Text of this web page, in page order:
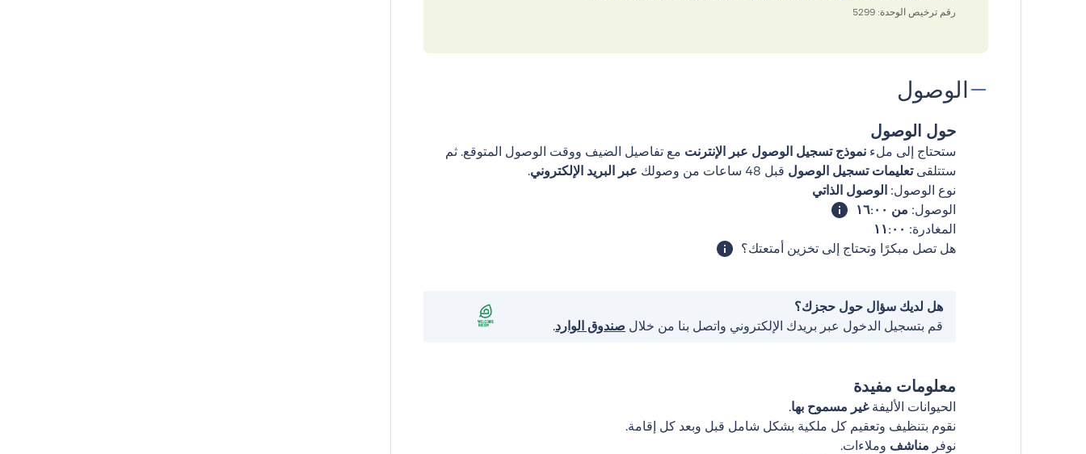
رقم ترخيص الوحدة: 5299
الوصول
حول الوصول
ستحتاج إلى ملء نموذج تسجيل الوصول عبر الإنترنت مع تفاصيل الضيف ووقت الوصول المتوقع. ثم
ستتلقىتعليمات تسجيل الوصول قبل 48 ساعات من وصولك عبر البريد الإلكتروني.
نوع الوصول: الوصول الذاتي
الوصول: من ١٦:٠٠
المغادرة: ١١:٠٠
هل تصل مبكرًا وتحتاج إلى تخزين أمتعتك؟
هل لديك سؤال حول حجزك؟
قم بتسجيل الدخول عبر بريدك الإلكتروني واتصل بنا من خلال صندوق الوارد.
معلومات مفيدة
الحيوانات الأليفةغير مسموح بها.
نقوم بتنظيف وتعقيم كل ملكية بشكل شامل قبل وبعد كل إقامة.
نوفر مناشف وملاءات.